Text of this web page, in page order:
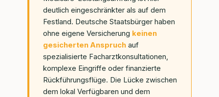
deutlich eingeschränkter als auf dem
Festland. Deutsche Staatsbürger haben
ohne eigene Versicherung keinen
gesicherten Anspruch auf
spezialisierte Facharztkonsultationen,
komplexe Eingriffe oder finanzierte
Rückführungsflüge. Die Lücke zwischen
dem lokal Verfügbaren und dem